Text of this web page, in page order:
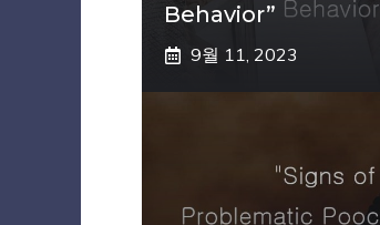
Behavior”
9월 11, 2023